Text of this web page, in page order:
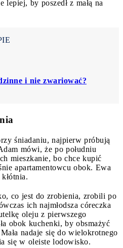
by poszedł z małą na
i nie zwariować?
śniadaniu, najpierw próbują
mówi, że po południu
mieszkanie, bo chce kupić
apartamentowcu obok. Ewa
co jest do zrobienia, zrobili po
ich najmłodsza córeczka
oleju z pierwszego
obok kuchenki, by obsmażyć
nadaje się do wielokrotnego
się w oleiste lodowisko.